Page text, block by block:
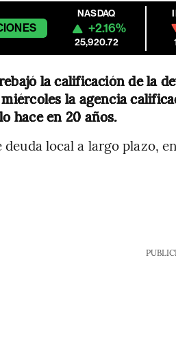
NASDAQ
+2.16%
25,920.72
la calificación de la
la agencia
hace en 20 años.
local a largo plazo,